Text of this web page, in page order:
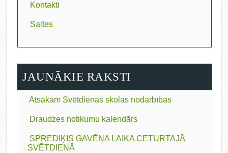
Kontakti
Saites
JAUNĀKIE RAKSTI
Atsākam Svētdienas skolas nodarbības
Draudzes notikumu kalendārs
SPREDIĶIS GAVĒŅA LAIKA CETURTAJĀ
SVĒTDIENĀ